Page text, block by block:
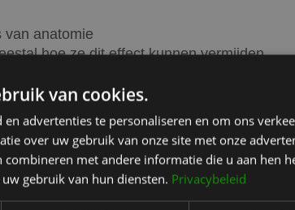
van anatomie
hoe ze dit effect kunnen vermijden.
wijze wordt uitgevoerd. Toch
een natuurlijke aanpak waarbij
van cookies.
advertenties te personaliseren en om ons
over uw gebruik van onze site met onze
combineren met andere informatie die u aan hen
gebruik van hun diensten. Privacybeleid